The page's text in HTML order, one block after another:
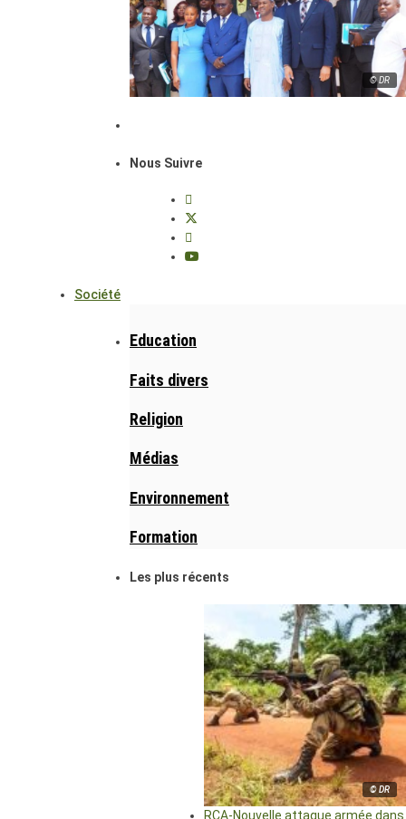
© DR
Nous Suivre
Société
Education
Faits divers
Religion
Médias
Environnement
Formation
Les plus récents
© DR
RCA-Nouvelle attaque armée dans